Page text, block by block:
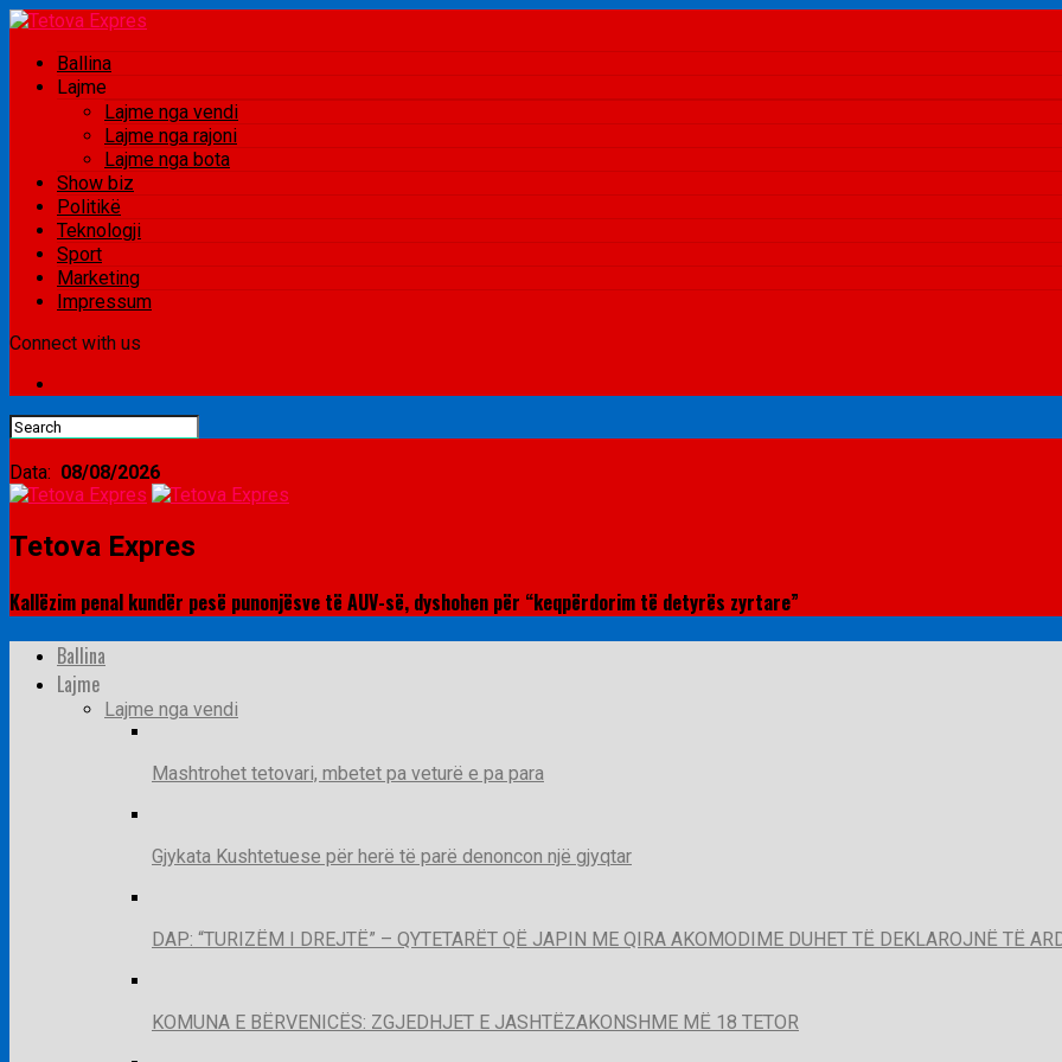
Ballina
Lajme
Lajme nga vendi
Lajme nga rajoni
Lajme nga bota
Show biz
Politikë
Teknologji
Sport
Marketing
Impressum
Connect with us
Data: 08/08/2026
Tetova Expres
Kallëzim penal kundër pesë punonjësve të AUV-së, dyshohen për “keqpërdorim të detyrës zyrtare”
Ballina
Lajme
Lajme nga vendi
Mashtrohet tetovari, mbetet pa veturë e pa para
Gjykata Kushtetuese për herë të parë denoncon një gjyqtar
DAP: “TURIZËM I DREJTË” – QYTETARËT QË JAPIN ME QIRA AKOMODIME DUHET TË DEKLAROJNË TË
KOMUNA E BËRVENICËS: ZGJEDHJET E JASHTËZAKONSHME MË 18 TETOR